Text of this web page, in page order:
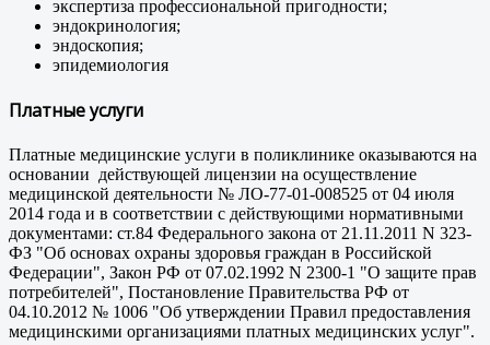
экспертиза профессиональной пригодности;
эндокринология;
эндоскопия;
эпидемиология
Платные услуги
Платные медицинские услуги в поликлинике оказываются на
основании действующей лицензии на осуществление
медицинской деятельности № ЛО-77-01-008525 от 04 июля
2014 года и в соответствии с действующими нормативными
документами: ст.84 Федерального закона от 21.11.2011 N 323-
ФЗ "Об основах охраны здоровья граждан в Российской
Федерации", Закон РФ от 07.02.1992 N 2300-1 "О защите прав
потребителей", Постановление Правительства РФ от
04.10.2012 № 1006 "Об утверждении Правил предоставления
медицинскими организациями платных медицинских услуг".